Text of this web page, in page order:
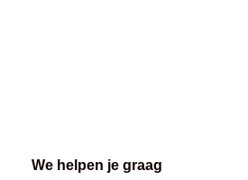
We helpen je graag